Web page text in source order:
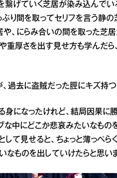
繋げていく芝居が染み込んでい
り間を取ってセリフを言う静
や、にらみ合いの間を取った芝
重厚さを出す見せ方も学んだら
過去に盗賊だった脛にキズ持つ
になったけれど、結局因果に
な中にどこか悲哀みたいなもの
て見せると、ちょっと薄っぺら
なものを出していけたらと思いま